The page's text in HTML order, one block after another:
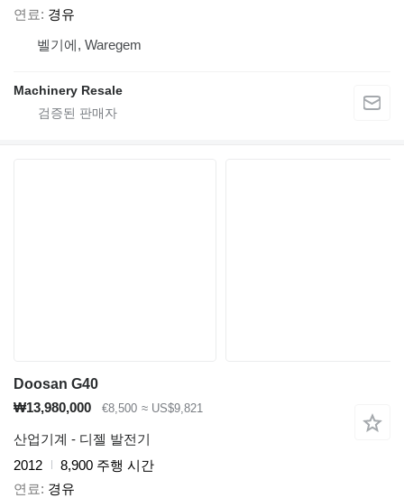
연료
경유
벨기에, Waregem
Machinery Resale
Doosan G40
₩13,980,000
€8,500 ≈ US$9,821
산업기계 - 디젤 발전기
2012
8,900 주행 시간
연료 경유